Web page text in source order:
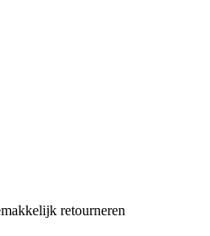
retourneren